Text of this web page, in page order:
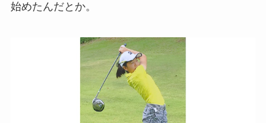
始めたんだとか。